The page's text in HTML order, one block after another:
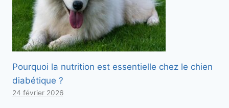
Pourquoi la nutrition est essentielle chez le chien
diabétique ?
24 février 2026